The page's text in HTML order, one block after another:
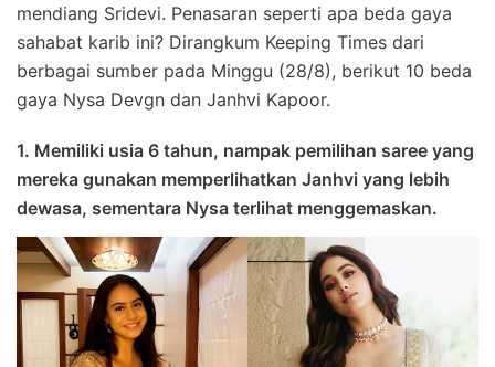
mendiang Sridevi. Penasaran seperti apa beda gaya
sahabat karib ini? Dirangkum Keeping Times dari
berbagai sumber pada Minggu (28/8), berikut 10 beda
gaya Nysa Devgn dan Janhvi Kapoor.
1. Memiliki usia 6 tahun, nampak pemilihan saree yang
mereka gunakan memperlihatkan Janhvi yang lebih
dewasa, sementara Nysa terlihat menggemaskan.